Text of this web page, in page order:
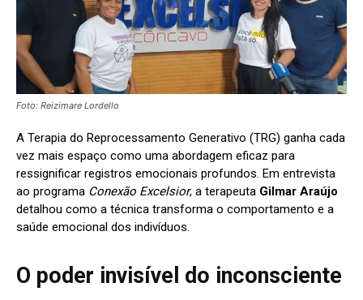
Foto: Reizimare Lordello
A Terapia do Reprocessamento Generativo (TRG) ganha cada
vez mais espaço como uma abordagem eficaz para
ressignificar registros emocionais profundos. Em entrevista
ao programa Conexão Excelsior, a terapeuta Gilmar Araújo
detalhou como a técnica transforma o comportamento e a
saúde emocional dos indivíduos.
O poder invisível do inconsciente